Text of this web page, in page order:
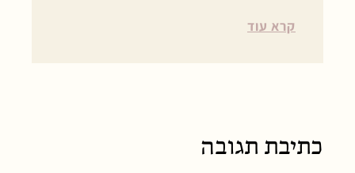
קרא עוד
כתיבת תגובה